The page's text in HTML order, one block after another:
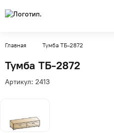
Главная Тумба ТБ-2872
Тумба ТБ-2872
Артикул: 2413